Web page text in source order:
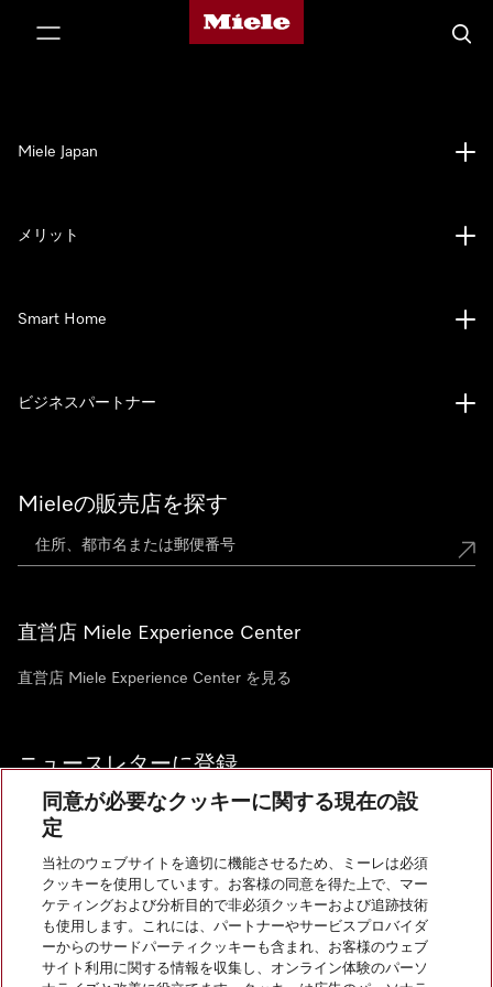
Mieleのホームページ
検索
Mieleの販売店を探す
直営店 Miele Experience Center
直営店 Miele Experience Center を見る
ニュースレターに登録
お問い合わせ
Miele Japan
メリット
Smart Home
ビジネスパートナー
InstagramのMiele
YoutubeのMiele
同意が必要なクッキーに関する現在の設
定
当社のウェブサイトを適切に機能させるため、ミーレは必須
クッキーを使用しています。お客様の同意を得た上で、マー
ケティングおよび分析目的で非必須クッキーおよび追跡技術
も使用します。これには、パートナーやサービスプロバイダ
ーからのサードパーティクッキーも含まれ、お客様のウェブ
サイト利用に関する情報を収集し、オンライン体験のパーソ